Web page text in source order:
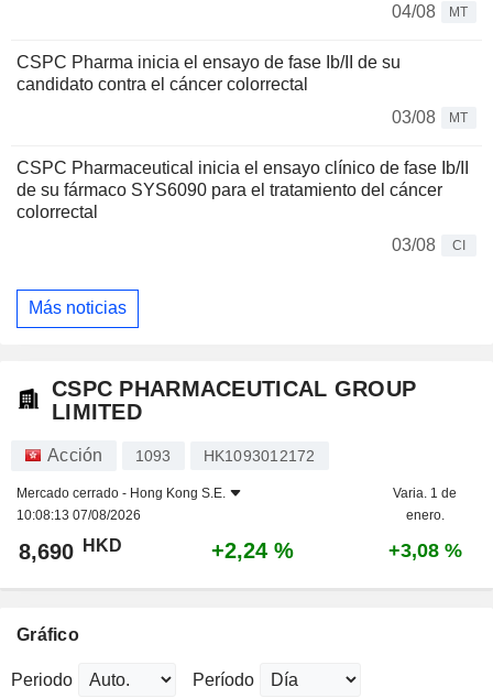
04/08 MT
CSPC Pharma inicia el ensayo de fase Ib/II de su
candidato contra el cáncer colorrectal
03/08
MT
CSPC Pharmaceutical inicia el ensayo clínico de fase Ib/II
de su fármaco SYS6090 para el tratamiento del cáncer
colorrectal
03/08
CI
Más noticias
CSPC PHARMACEUTICAL GROUP
LIMITED
Acción 1093 HK1093012172
Mercado cerrado - Hong Kong S.E.
10:08:13 07/08/2026
Varia. 1 de
enero.
8,690 HKD +2,24 % +3,08 %
Gráfico
Periodo Período